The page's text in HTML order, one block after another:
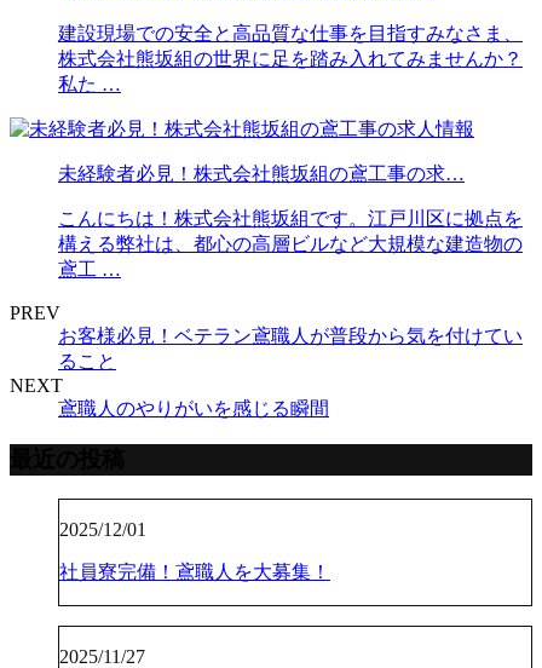
建設現場での安全と高品質な仕事を目指すみなさま、
株式会社熊坂組の世界に足を踏み入れてみませんか？
私た …
未経験者必見！株式会社熊坂組の鳶工事の求…
こんにちは！株式会社熊坂組です。江戸川区に拠点を
構える弊社は、都心の高層ビルなど大規模な建造物の
鳶工 …
PREV
お客様必見！ベテラン鳶職人が普段から気を付けてい
ること
NEXT
鳶職人のやりがいを感じる瞬間
2025/12/01
社員寮完備！鳶職人を大募集！
2025/11/27